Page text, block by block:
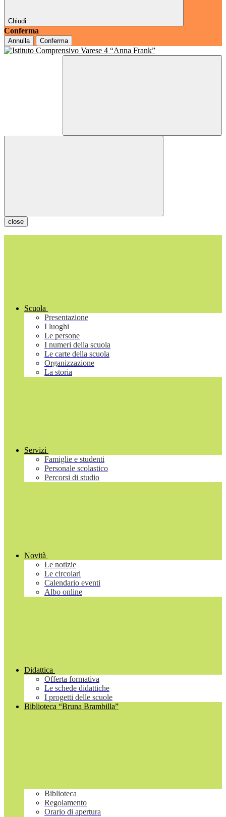
Chiudi
Conferma
Annulla Conferma
close
Scuola
Presentazione
I luoghi
Le persone
I numeri della scuola
Le carte della scuola
Organizzazione
La storia
Servizi
Famiglie e studenti
Personale scolastico
Percorsi di studio
Novità
Le notizie
Le circolari
Calendario eventi
Albo online
Didattica
Offerta formativa
Le schede didattiche
I progetti delle scuole
Biblioteca “Bruna Brambilla”
Biblioteca
Regolamento
Orario di apertura